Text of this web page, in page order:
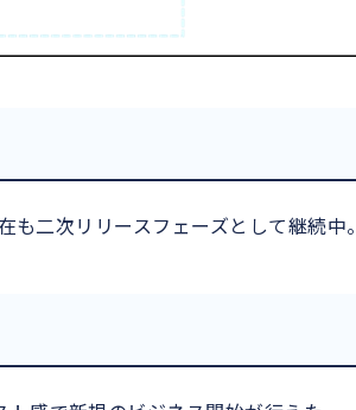
二次リリースフェーズとして継続中。